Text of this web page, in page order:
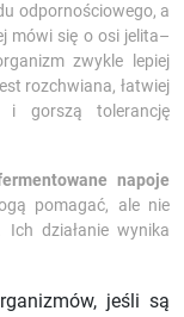
odpornościowego, a
mówi się o osi jelita–
zwykle lepiej
rozchwiana, łatwiej
i gorszą tolerancję
napoje
pomagać, ale nie
działanie wynika
jeśli są